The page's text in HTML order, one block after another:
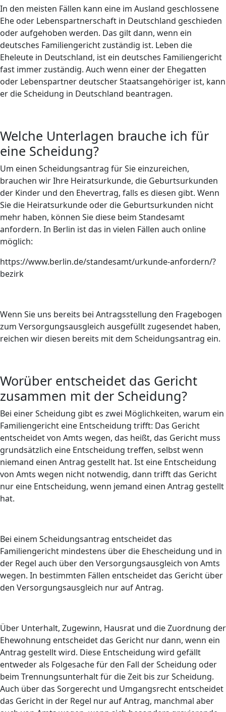
In den meisten Fällen kann eine im Ausland geschlossene
Ehe oder Lebenspartnerschaft in Deutschland geschieden
oder aufgehoben werden. Das gilt dann, wenn ein
deutsches Familiengericht zuständig ist. Leben die
Eheleute in Deutschland, ist ein deutsches Familiengericht
fast immer zuständig. Auch wenn einer der Ehegatten
oder Lebenspartner deutscher Staatsangehöriger ist, kann
er die Scheidung in Deutschland beantragen.
Welche Unterlagen brauche ich für
eine Scheidung?
Um einen Scheidungsantrag für Sie einzureichen,
brauchen wir Ihre Heiratsurkunde, die Geburtsurkunden
der Kinder und den Ehevertrag, falls es diesen gibt. Wenn
Sie die Heiratsurkunde oder die Geburtsurkunden nicht
mehr haben, können Sie diese beim Standesamt
anfordern. In Berlin ist das in vielen Fällen auch online
möglich:
https://www.berlin.de/standesamt/urkunde-anfordern/?
bezirk
Wenn Sie uns bereits bei Antragsstellung den Fragebogen
zum Versorgungsausgleich ausgefüllt zugesendet haben,
reichen wir diesen bereits mit dem Scheidungsantrag ein.
Worüber entscheidet das Gericht
zusammen mit der Scheidung?
Bei einer Scheidung gibt es zwei Möglichkeiten, warum ein
Familiengericht eine Entscheidung trifft: Das Gericht
entscheidet von Amts wegen, das heißt, das Gericht muss
grundsätzlich eine Entscheidung treffen, selbst wenn
niemand einen Antrag gestellt hat. Ist eine Entscheidung
von Amts wegen nicht notwendig, dann trifft das Gericht
nur eine Entscheidung, wenn jemand einen Antrag gestellt
hat.
Bei einem Scheidungsantrag entscheidet das
Familiengericht mindestens über die Ehescheidung und in
der Regel auch über den Versorgungsausgleich von Amts
wegen. In bestimmten Fällen entscheidet das Gericht über
den Versorgungsausgleich nur auf Antrag.
Über Unterhalt, Zugewinn, Hausrat und die Zuordnung der
Ehewohnung entscheidet das Gericht nur dann, wenn ein
Antrag gestellt wird. Diese Entscheidung wird gefällt
entweder als Folgesache für den Fall der Scheidung oder
beim Trennungsunterhalt für die Zeit bis zur Scheidung.
Auch über das Sorgerecht und Umgangsrecht entscheidet
das Gericht in der Regel nur auf Antrag, manchmal aber